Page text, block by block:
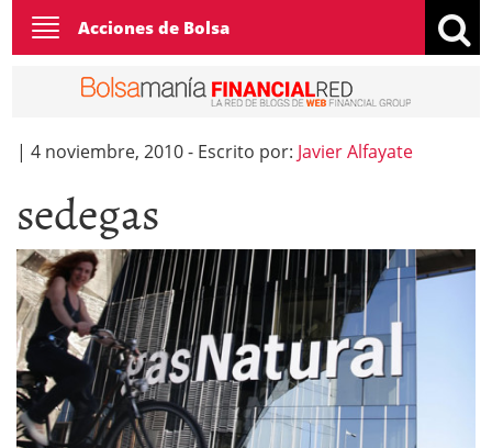
Toggle
navigation
Acciones de Bolsa
| 4 noviembre, 2010- Escrito por: Javier Alfayate
sedegas